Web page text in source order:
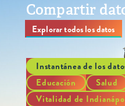
Compartir
Explorar todos los datos
Instantánea de los
Educación
Salud
Vitalidad de